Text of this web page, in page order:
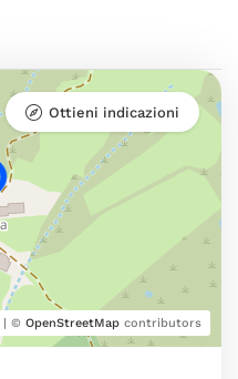
| © OpenStreetMap contributors
Ottieni indicazioni